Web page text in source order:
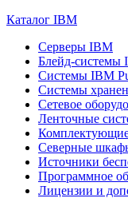
Каталог IBM
Серверы IBM
Блейд-системы
Системы IBM
Системы
Сетевое
Ленточные
Северные
Источники
Программное
Лицензии и